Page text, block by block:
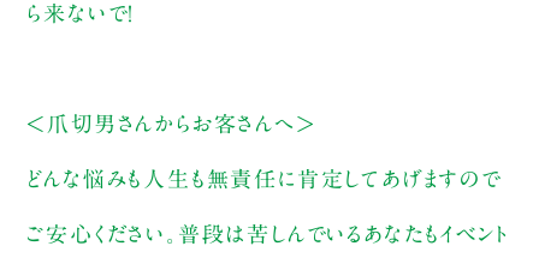
ら来ないで！
＜爪切男さんからお客さんへ＞
どんな悩みも人生も無責任に肯定してあげますので
ご安心ください。普段は苦しんでいるあなたもイベント